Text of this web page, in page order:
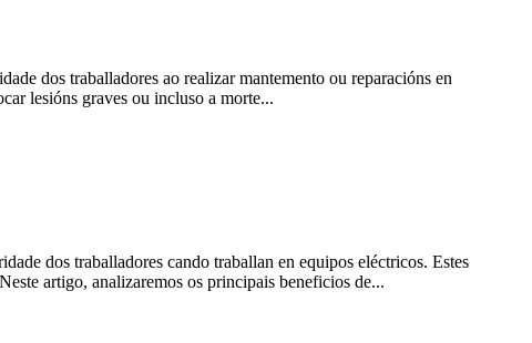
dos traballadores ao realizar mantemento ou reparacións en
lesións graves ou incluso a morte...
dos traballadores cando traballan en equipos eléctricos. Estes
artigo, analizaremos os principais beneficios de...